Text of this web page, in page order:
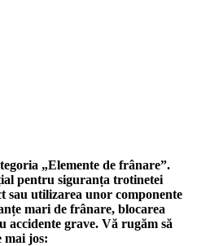
„Elemente de frânare”.
pentru siguranța trotinetei
sau utilizarea unor componente
mari de frânare, blocarea
grave. Vă rugăm să
mai jos: